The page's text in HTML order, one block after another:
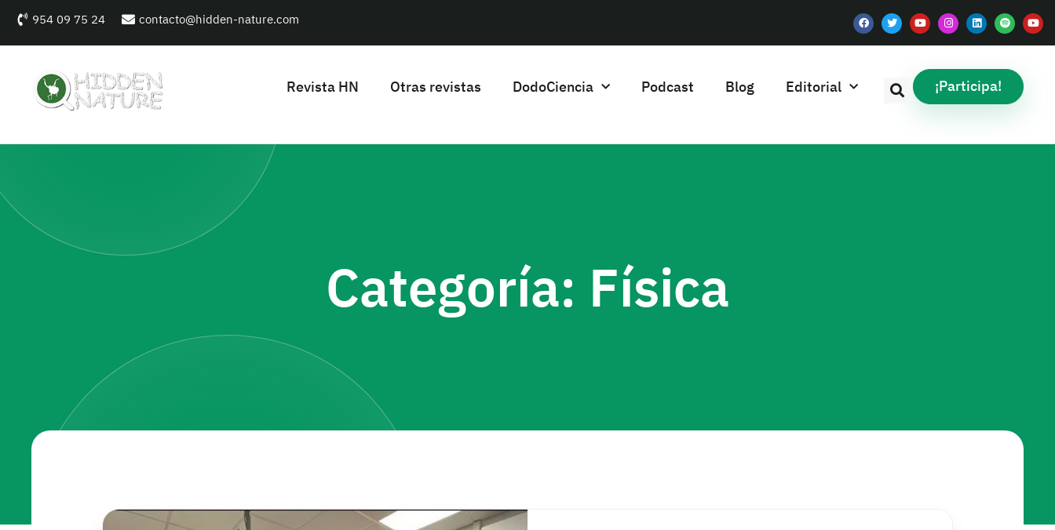
954 09 75 24 contacto@hidden-nature.com
Revista HN Otras revistas DodoCiencia Podcast Blog Editorial ¡Participa!
Categoría: Física